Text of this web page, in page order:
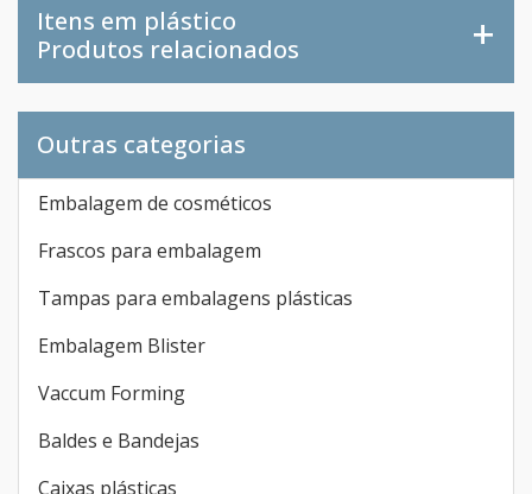
Itens em plástico
Produtos relacionados
Outras categorias
Embalagem de cosméticos
Frascos para embalagem
Tampas para embalagens plásticas
Embalagem Blister
Vaccum Forming
Baldes e Bandejas
Caixas plásticas